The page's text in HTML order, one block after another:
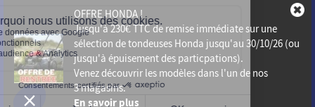
OFFRE HONDA !
Jusqu'à230€ TTC de remise immédiatesur une
sélection de tondeuses Honda jusqu'au 30/10/26 (ou
jusqu'à épuisement des particpations).
Venez découvrir les modèles dans l'un de nos
3 magasins.
En savoir plus
Mentions légales
Vie Privée
Plan du site